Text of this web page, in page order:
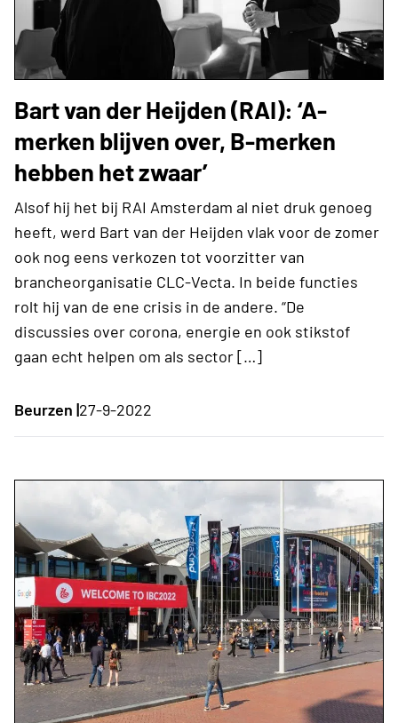
Bart van der Heijden (RAI): ‘A-
merken blijven over, B-merken
hebben het zwaar’
Alsof hij het bij RAI Amsterdam al niet druk genoeg
heeft, werd Bart van der Heijden vlak voor de zomer
ook nog eens verkozen tot voorzitter van
brancheorganisatie CLC-Vecta. In beide functies
rolt hij van de ene crisis in de andere. “De
discussies over corona, energie en ook stikstof
gaan echt helpen om als sector […]
Beurzen |27-9-2022